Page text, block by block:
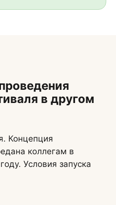
в другом
Концепция
коллегам в
Условия запуска